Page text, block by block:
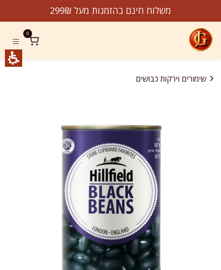
משלוח חינם בהזמנות מעל 299₪
0
שימורים וירקות כבושים